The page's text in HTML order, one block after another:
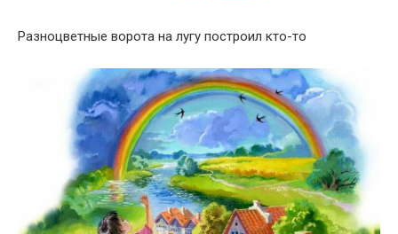
Разноцветные ворота на лугу построил кто-то